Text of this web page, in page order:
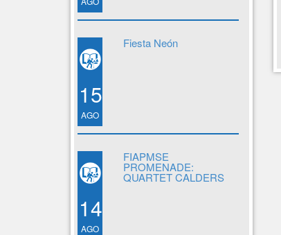
15
AGO
Fiesta Neón
14
AGO
FIAPMSE
PROMENADE:
QUARTET CALDERS